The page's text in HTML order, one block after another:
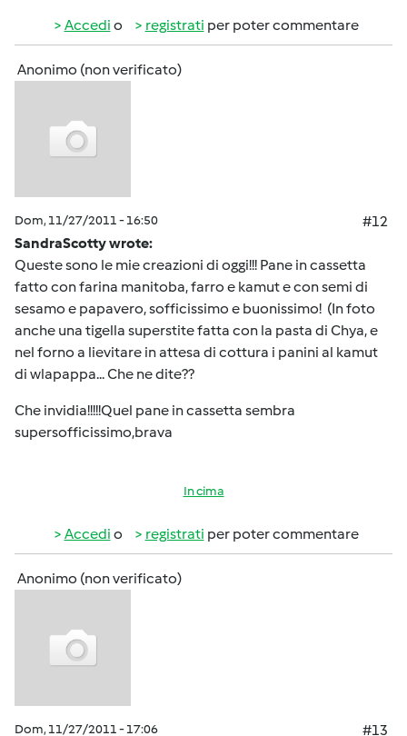
Accedi o registrati per poter commentare
Anonimo (non verificato)
Dom, 11/27/2011 - 16:50
#12
SandraScotty wrote:
Queste sono le mie creazioni di oggi!!! Pane in cassetta
fatto con farina manitoba, farro e kamut e con semi di
sesamo e papavero, sofficissimo e buonissimo! (In foto
anche una tigella superstite fatta con la pasta di Chya, e
nel forno a lievitare in attesa di cottura i panini al kamut
di wlapappa... Che ne dite??
Che invidia!!!!!Quel pane in cassetta sembra
supersofficissimo,brava
In cima
Accedi o registrati per poter commentare
Anonimo (non verificato)
Dom, 11/27/2011 - 17:06 #13